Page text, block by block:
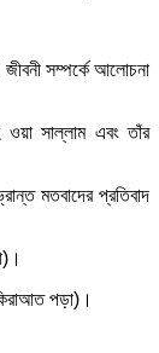
জীবনী সম্পর্কে আলোচনা
ওয়া সাল্লাম এবং তাঁর
মতবাদের প্রতিবাদ
পড়া)।